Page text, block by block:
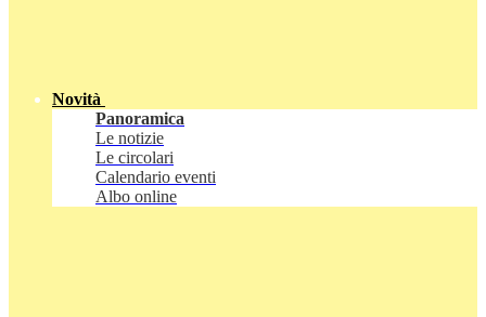
Novità
Panoramica
Le notizie
Le circolari
Calendario eventi
Albo online